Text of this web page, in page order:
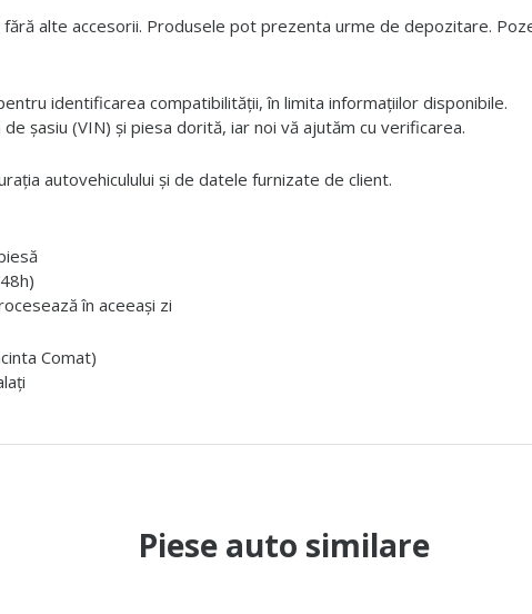
alte accesorii. Produsele pot prezenta urme de depozitare.
identificarea compatibilității, în limita informațiilor disponibile.
șasiu (VIN) și piesa dorită, iar noi vă ajutăm cu verificarea.
autovehiculului și de datele furnizate de client.
în aceeași zi
Comat)
Piese auto similare